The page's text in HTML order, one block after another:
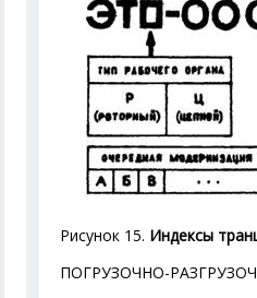
Рисунок 15. Индексы
ПОГРУЗОЧНО-